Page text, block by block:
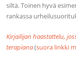
siltä. Toinen hyvä
rankassa
Kirjailijan haastattelu,
terapiana(suora linkki